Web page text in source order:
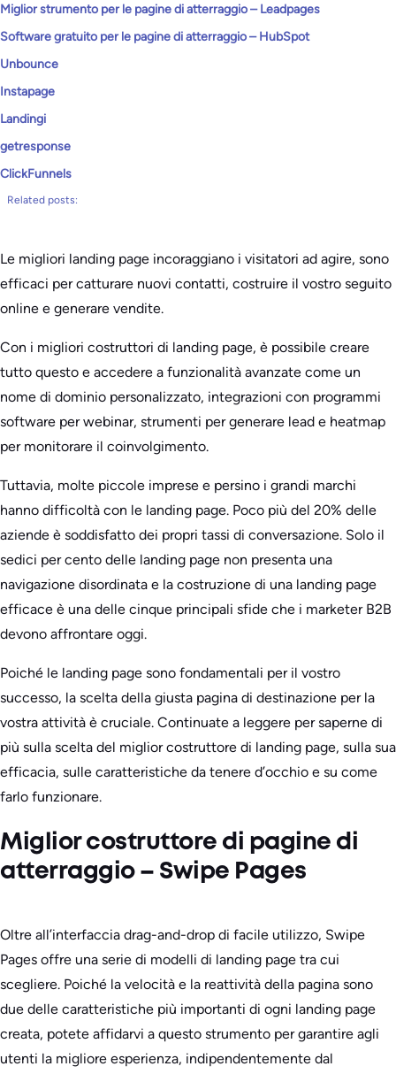
Miglior strumento per le pagine di atterraggio – Leadpages
Software gratuito per le pagine di atterraggio – HubSpot
Unbounce
Instapage
Landingi
getresponse
ClickFunnels
Related posts:
Le migliori landing page incoraggiano i visitatori ad agire, sono
efficaci per catturare nuovi contatti, costruire il vostro seguito
online e generare vendite.
Con i migliori costruttori di landing page, è possibile creare
tutto questo e accedere a funzionalità avanzate come un
nome di dominio personalizzato, integrazioni con programmi
software per webinar, strumenti per generare lead e heatmap
per monitorare il coinvolgimento.
Tuttavia, molte piccole imprese e persino i grandi marchi
hanno difficoltà con le landing page. Poco più del 20% delle
aziende è soddisfatto dei propri tassi di conversazione. Solo il
sedici per cento delle landing page non presenta una
navigazione disordinata e la costruzione di una landing page
efficace è una delle cinque principali sfide che i marketer B2B
devono affrontare oggi.
Poiché le landing page sono fondamentali per il vostro
successo, la scelta della giusta pagina di destinazione per la
vostra attività è cruciale. Continuate a leggere per saperne di
più sulla scelta del miglior costruttore di landing page, sulla sua
efficacia, sulle caratteristiche da tenere d’occhio e su come
farlo funzionare.
Miglior costruttore di pagine di
atterraggio – Swipe Pages
Oltre all’interfaccia drag-and-drop di facile utilizzo, Swipe
Pages offre una serie di modelli di landing page tra cui
scegliere. Poiché la velocità e la reattività della pagina sono
due delle caratteristiche più importanti di ogni landing page
creata, potete affidarvi a questo strumento per garantire agli
utenti la migliore esperienza, indipendentemente dal